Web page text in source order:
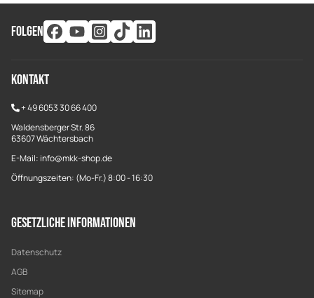
FOLGEN
Kontakt
+49 6053 30 66 400
Waldensberger Str. 86
63607 Wächtersbach
E-Mail: info@mkk-shop.de
Öffnungszeiten: (Mo-Fr.) 8:00 - 16:30
Gesetzliche Informationen
Datenschutz
AGB
Sitemap